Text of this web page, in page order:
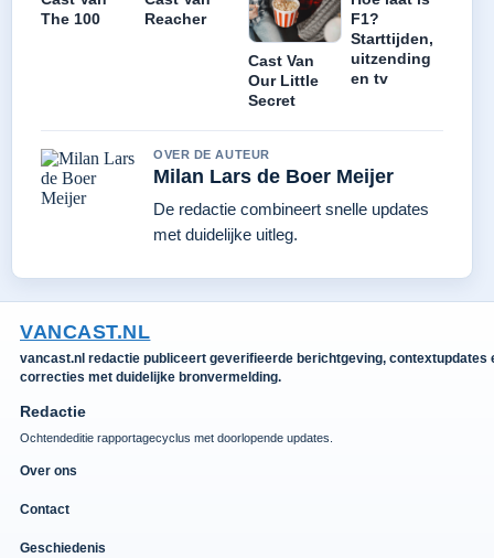
The 100
Reacher
Cast Van
Our Little
Secret
F1?
Starttijden,
uitzending
en tv
OVER DE AUTEUR
Milan Lars de Boer Meijer
De redactie combineert snelle updates
met duidelijke uitleg.
VANCAST.NL
vancast.nl redactie publiceert geverifieerde berichtgeving, contextupdates
correcties met duidelijke bronvermelding.
Redactie
Ochtendeditie rapportagecyclus met doorlopende updates.
Over ons
Contact
Geschiedenis